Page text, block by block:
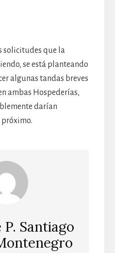
solicitudes que la
se está planteando
algunas tandas breves
ambas Hospederías,
darían
próximo.
P. Santiago